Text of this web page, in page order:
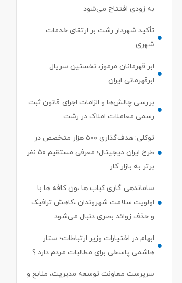
به زودی افتتاح می‌شود
تأکید شهردار رشت بر ارتقای خدمات
شهری
ابر قهرمانان مرموز، نخستین سریال
ابرقهرمانی ایران
بررسی چالش‌ها و الزامات اجرای قانون ثبت
رسمی معاملات املاک در رشت
توکلی: هدف‌گذاری ۵۰۰ هزار متخصص در
طرح ایران دیجیتال؛ معرفی مستقیم ۵۰ نفر
برتر به بازار کار
ساماندهی گاری کباب ها ،ون کافه ها با
اولویت سلامت شهروندان ،کاهش ترافیک
و حذف زوائد بصری دنبال می‌شود
ابهام در اختیارات وزیر ارتباطات؛ ستار
هاشمی پاسخی برای مطالبات مردم دارد ؟
سرپرست معاونت توسعه مدیریت، منابع و